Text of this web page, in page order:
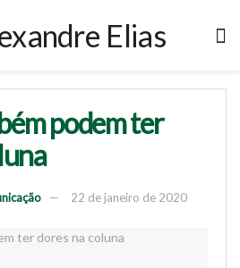
podem ter
22 de janeiro de 2020